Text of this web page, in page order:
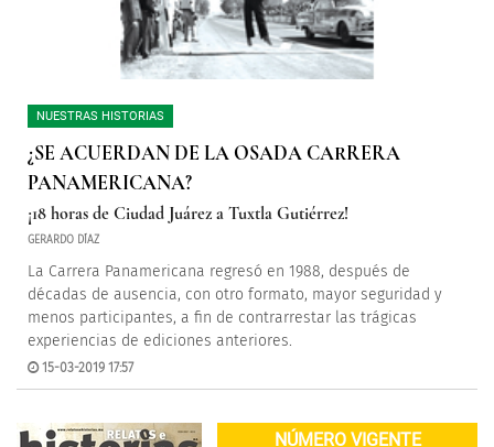
NUESTRAS HISTORIAS
¿SE ACUERDAN DE LA OSADA CARRERA
PANAMERICANA?
¡18 horas de Ciudad Juárez a Tuxtla Gutiérrez!
GERARDO DÍAZ
La Carrera Panamericana regresó en 1988, después de
décadas de ausencia, con otro formato, mayor seguridad y
menos participantes, a fin de contrarrestar las trágicas
experiencias de ediciones anteriores.
15-03-2019 17:57
NÚMERO VIGENTE